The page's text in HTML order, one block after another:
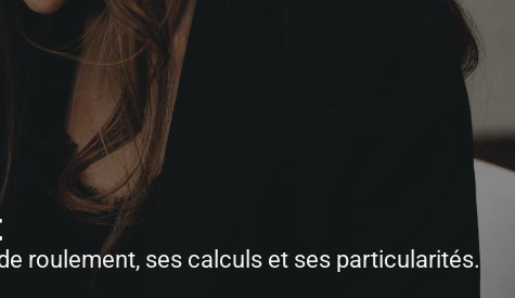
roulement, ses calculs et ses particularités.